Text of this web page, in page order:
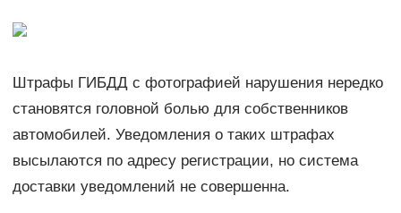
Штрафы ГИБДД с фотографией нарушения нередко
становятся головной болью для собственников
автомобилей. Уведомления о таких штрафах
высылаются по адресу регистрации, но система
доставки уведомлений не совершенна.